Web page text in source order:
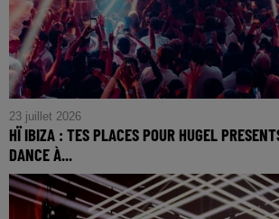
23 juillet 2026
HÏ IBIZA : TES PLACES POUR HUGEL
DANCE À...